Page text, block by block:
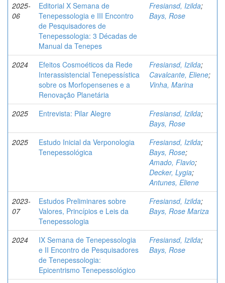
2025-
06
Editorial X Semana de
Tenepessologia e III Encontro
de Pesquisadores de
Tenepessologia: 3 Décadas de
Manual da Tenepes
Fresiansd, Izilda;
Bays, Rose
2024
Efeitos Cosmoéticos da Rede
Interassistencial Tenepessística
sobre os Morfopensenes e a
Renovação Planetária
Fresiansd, Izilda;
Cavalcante, Eliene;
Vinha, Marina
2025 Entrevista: Pilar Alegre Fresiansd, Izilda;
Bays, Rose
2025
Estudo Inicial da Verponologia
Tenepessológica
Fresiansd, Izilda;
Bays, Rose;
Amado, Flavio;
Decker, Lygia;
Antunes, Eliene
2023-
07
Estudos Preliminares sobre
Valores, Princípios e Leis da
Tenepessologia
Fresiansd, Izilda;
Bays, Rose Mariza
2024
IX Semana de Tenepessologia
e II Encontro de Pesquisadores
de Tenepessologia:
Epicentrismo Tenepessológico
Fresiansd, Izilda;
Bays, Rose